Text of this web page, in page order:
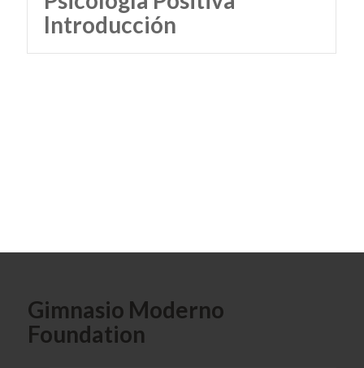
Introducción
Gimnasio Moderno
Foundation